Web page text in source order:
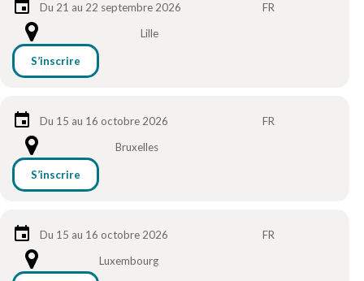
Du 21 au 22 septembre 2026
FR
Lille
S’inscrire
Du 15 au 16 octobre 2026
FR
Bruxelles
S’inscrire
Du 15 au 16 octobre 2026
FR
Luxembourg